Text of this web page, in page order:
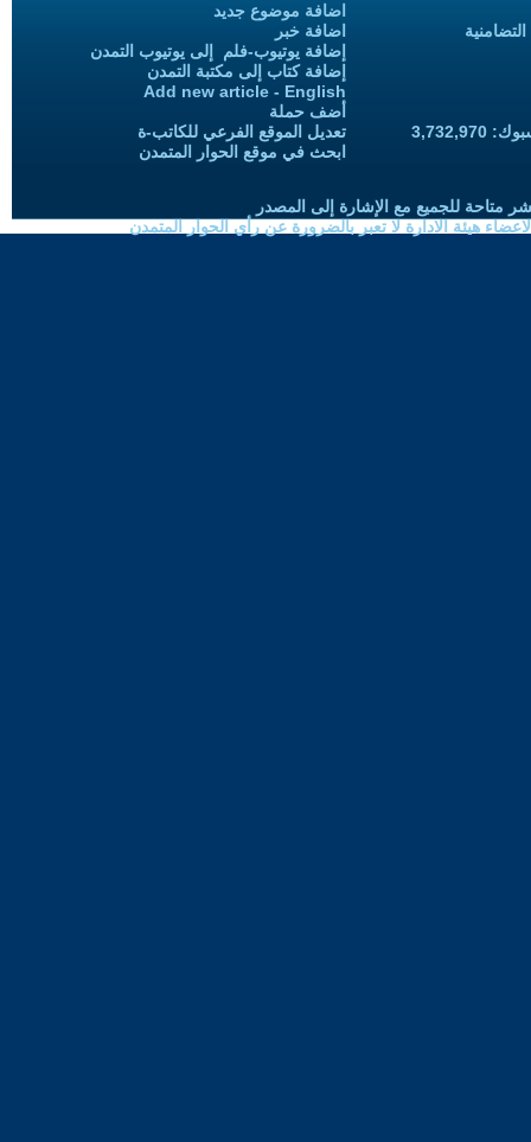
اضافة موضوع جديد
اضافة خبر
إضافة يوتيوب-فلم إلى يوتيوب التمدن
إضافة كتاب إلى مكتبة التمدن
Add new article - English
أضف حملة
تعديل الموقع الفرعي للكاتب-ة
ابحث في موقع الحوار المتمدن
متاحة للجميع مع الإشارة إلى المصدر
هيئة الادارة لا تعبر بالضرورة عن رأي الحوار المتمدن